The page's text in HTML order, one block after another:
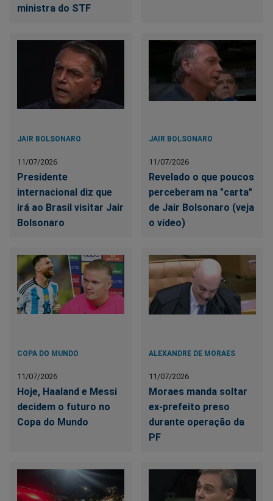
ministra do STF
JAIR BOLSONARO
11/07/2026
Presidente
internacional diz que
irá ao Brasil visitar Jair
Bolsonaro
JAIR BOLSONARO
11/07/2026
Revelado o que poucos
perceberam na "carta"
de Jair Bolsonaro (veja
o vídeo)
COPA DO MUNDO
11/07/2026
Hoje, Haaland e Messi
decidem o futuro no
Copa do Mundo
ALEXANDRE DE MORAES
11/07/2026
Moraes manda soltar
ex-prefeito preso
durante operação da
PF